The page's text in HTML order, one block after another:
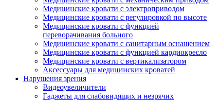
Медицинские кровати с электроприводом
Медицинские кровати с регулировкой по высоте
Медицинские кровати с функцией
переворачивания больного
Медицинские кровати с санитарным оснащением
Медицинские кровати с функцией кардиокресло
Медицинские кровати с вертикализатором
Аксессуары для медицинских кроватей
Нарушения зрения
Видеоувеличители
Гаджеты для слабовидящих и незрячих